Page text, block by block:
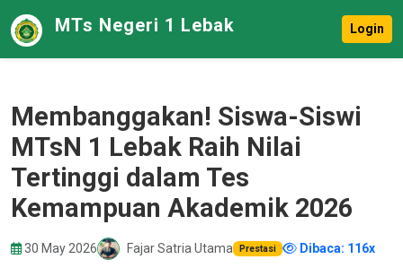
MTs Negeri 1 Lebak Login
Membanggakan! Siswa-Siswi
MTsN 1 Lebak Raih Nilai
Tertinggi dalam Tes
Kemampuan Akademik 2026
30 May 2026 Fajar Satria Utama Prestasi Dibaca: 116x